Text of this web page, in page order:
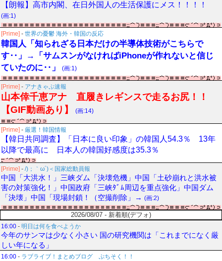
【朗報】高市内閣、在日外国人の生活保護にメス！！！！
(画:1)
[Prime] - 世界の憂鬱 海外・韓国の反応
韓国人「知られざる日本だけの半導体技術がこちらで
す‥」→「サムスンがなければiPhoneが作れないと信じ
ていたのに‥」
(画:1)
[Prime] - アナきゃぷ速報
山本倖千恵アナ 直履きレギンスで走るお尻！！
【GIF動画あり】
(画:14)
[Prime] - 厳選！韓国情報
【韓日共同調査】「日本に良い印象」の韓国人54.3％ 13年
以降で最高に 日本人の韓国好感度は35.3％
[Prime] - /)；｀ω´)＜国家総動員報
中国「大洪水！」三峡ダム「決壊危機」中国「土砂崩れと洪水被
害の対策強化！」中国政府「三峡ﾀﾞﾑ周辺を重点強化」中国ダム
「決壊」中国「現場封鎖！（空撮削除」→ (画:2)
2026/08/07 - 新着順(デフォ)
16:00 - 明日は何を食べようか
今年のサンマは少なく小さい 国の研究機関は「これまでになく厳
しい年になる」
16:00 - ラブライブ！まとめブログ ぷちそく！！